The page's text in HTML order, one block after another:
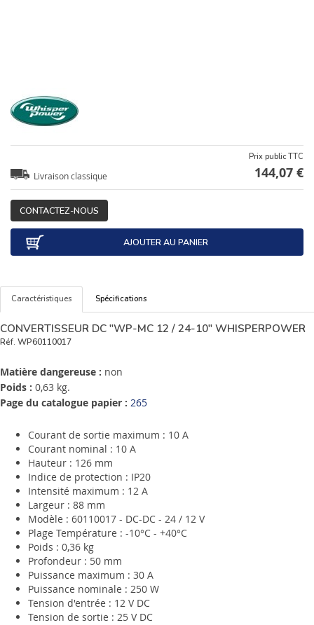
Livraison classique
Prix public TTC
144,07 €
CONTACTEZ-NOUS
AJOUTER AU PANIER
Caractéristiques Spécifications
CONVERTISSEUR DC "WP-MC 12 / 24-10" WHISPERPOWER
Réf. WP60110017
Matière dangereuse : non
Poids : 0,63 kg.
Page du catalogue papier : 265
Courant de sortie maximum : 10 A
Courant nominal : 10 A
Hauteur : 126 mm
Indice de protection : IP20
Intensité maximum : 12 A
Largeur : 88 mm
Modèle : 60110017 - DC-DC - 24 / 12 V
Plage Température : -10°C - +40°C
Poids : 0,36 kg
Profondeur : 50 mm
Puissance maximum : 30 A
Puissance nominale : 250 W
Tension d'entrée : 12 V DC
Tension de sortie : 25 V DC